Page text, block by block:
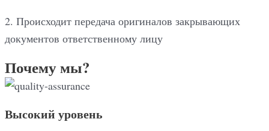
2. Происходит передача оригиналов закрывающих
документов ответственному лицу
Почему мы?
Высокий уровень